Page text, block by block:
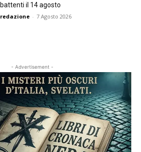
battenti il 14 agosto
redazione - 7 Agosto 2026
- Advertisement -